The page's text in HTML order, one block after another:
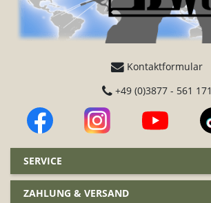
Kontaktformular
+49 (0)3877 - 561 171
SERVICE
ZAHLUNG & VERSAND